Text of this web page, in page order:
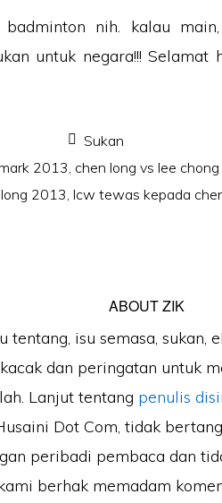
nih. kalau
untuk negara!!!
Sukan
2013 chen long vs lee
2013 lcw tewas kepada
ABOUTZIK
tentang, isu semasa, sukan,
dan peringatan untuk
Lanjut tentang penulis
Dot Com, tidak
peribadi pembaca dan
berhak memadam